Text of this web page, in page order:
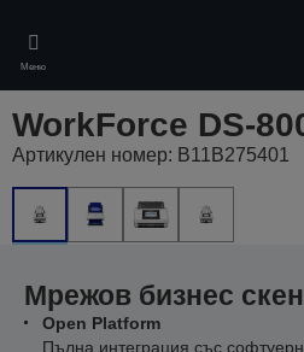
main
content
Меню
WorkForce DS-
Артикулен номер: B11B275401
Мрежов бизнес
Open Platform
Пълна интеграция със